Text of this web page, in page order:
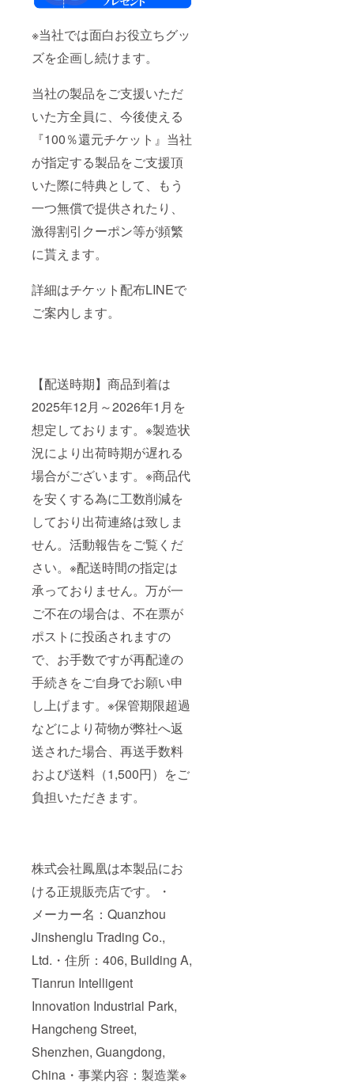
※当社では面白お役立ちグッ
ズを企画し続けます。
当社の製品をご支援いただ
いた方全員に、今後使える
『100％還元チケット』当社
が指定する製品をご支援頂
いた際に特典として、もう
一つ無償で提供されたり、
激得割引クーポン等が頻繁
に貰えます。
詳細はチケット配布LINEで
ご案内します。
【配送時期】商品到着は
2025年12月～2026年1月を
想定しております。※製造状
況により出荷時期が遅れる
場合がございます。※商品代
を安くする為に工数削減を
しており出荷連絡は致しま
せん。活動報告をご覧くだ
さい。※配送時間の指定は
承っておりません。万が一
ご不在の場合は、不在票が
ポストに投函されますの
で、お手数ですが再配達の
手続きをご自身でお願い申
し上げます。※保管期限超過
などにより荷物が弊社へ返
送された場合、再送手数料
および送料（1,500円）をご
負担いただきます。
株式会社鳳凰は本製品にお
ける正規販売店です。・
メーカー名：Quanzhou
Jinshenglu Trading Co.,
Ltd.・住所：406, Building A,
Tianrun Intelligent
Innovation Industrial Park,
Hangcheng Street,
Shenzhen, Guangdong,
China・事業内容：製造業※